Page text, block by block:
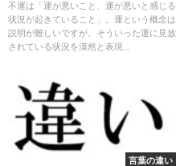
不運は「運が悪いこと、運が悪いと感じる
状況が起きていること」。運という概念は
説明が難しいですが、そういった運に見放
されている状況を漠然と表現...
言葉の違い